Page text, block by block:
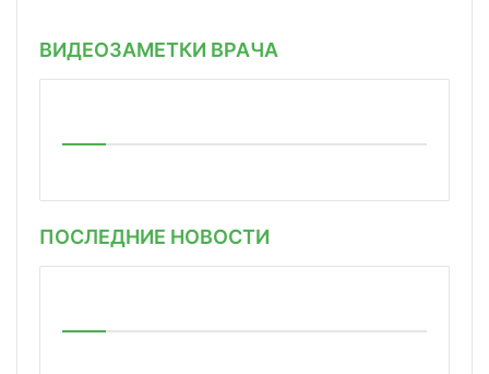
ВИДЕОЗАМЕТКИ ВРАЧА
ПОСЛЕДНИЕ НОВОСТИ